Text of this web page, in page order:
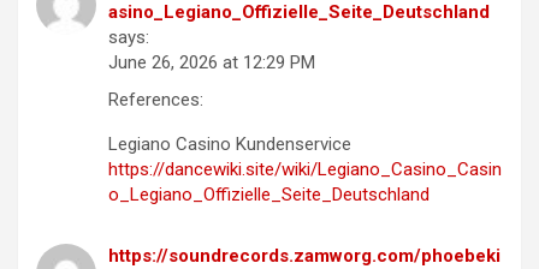
asino_Legiano_Offizielle_Seite_Deutschland
says:
June 26, 2026 at 12:29 PM
References:
Legiano Casino Kundenservice
https://dancewiki.site/wiki/Legiano_Casino_Casin
o_Legiano_Offizielle_Seite_Deutschland
https://soundrecords.zamworg.com/phoebeki